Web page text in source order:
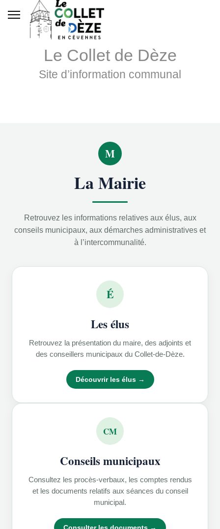
Le Collet de Dèze
Site d’information communal
M
La Mairie
Retrouvez les informations relatives aux élus, aux
conseils municipaux, aux démarches administratives et
à l’intercommunalité.
É
Les élus
Retrouvez la présentation du maire, des adjoints et
des conseillers municipaux du Collet-de-Dèze.
Découvrir les élus →
CM
Conseils municipaux
Consultez les procès-verbaux, les comptes rendus
et les documents relatifs aux séances du conseil
municipal.